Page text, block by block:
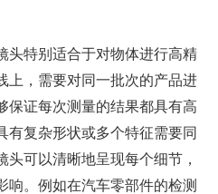
特别适合于对物体进行高精
上，需要对同一批次的产品进
保证每次测量的结果都具有高
有复杂形状或多个特征需要同
可以清晰地呈现每个细节，
响。例如在汽车零部件的检测